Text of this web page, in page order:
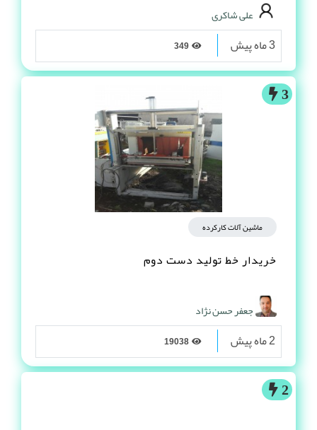
علی شاکری
3 ماه پیش
3
ماشین آلات کارکرده
خریدار خط تولید دست دوم
جعفر حسن نژاد
2 ماه پیش
2